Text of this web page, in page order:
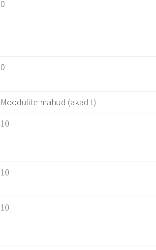
0
0
Moodulite mahud (akad t)
10
10
10